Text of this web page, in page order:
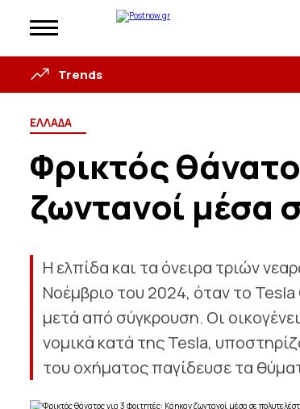
Trends
ΕΛΛΑΔΑ
Φρικτός
ζωντανοί μέσα
Η ελπίδα και τα όνειρα τριών
Νοέμβριο του 2024, όταν το
μετά από σύγκρουση. Οι
νομικά κατά της Tesla,
του οχήματος παγίδευσε τα